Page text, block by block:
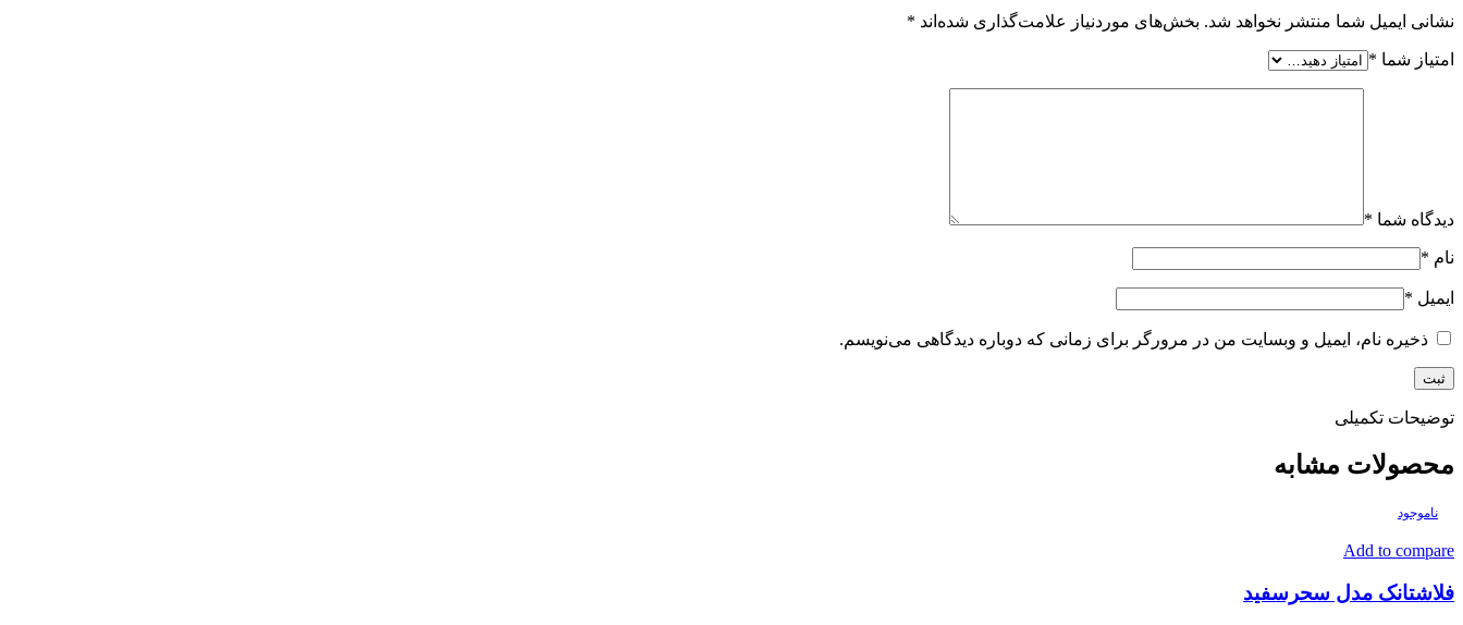
نشانی ایمیل شما منتشر نخواهد شد. بخش‌های موردنیاز علامت‌گذاری شده‌اند *
امتیاز شما *
دیدگاه شما *
نام *
ایمیل *
ذخیره نام، ایمیل و وبسایت من در مرورگر برای زمانی که دوباره دیدگاهی می‌نویسم.
توضیحات تکمیلی
محصولات مشابه
ناموجود
Add to compare
فلاشتانک مدل سحرسفید